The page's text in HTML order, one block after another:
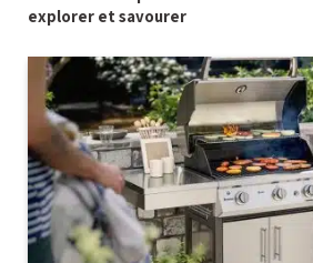
explorer et savourer